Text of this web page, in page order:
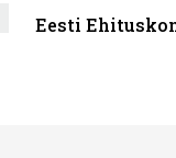
Eesti